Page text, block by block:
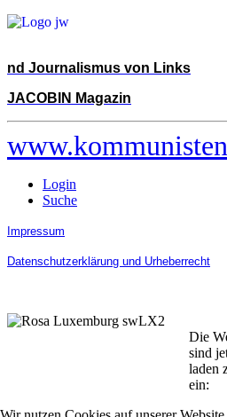
nd Journalismus von Links
JACOBIN Magazin
Login
Suche
Impressum
Datenschutzerklärung und Urheberrecht
Die
sind
laden
ein: